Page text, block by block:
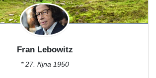
Fran Lebowitz
* 27. října 1950